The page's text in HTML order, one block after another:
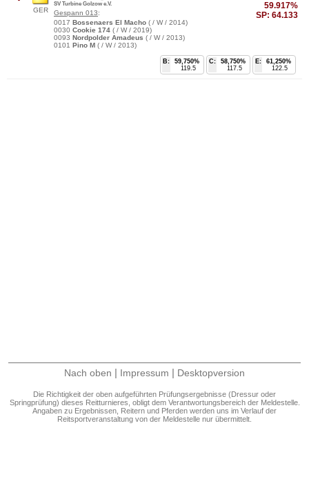
GER
59.917%
SP: 64.133
SV Turbine Golzow e.V.
Gespann 013:
0017 Bossenaers El Macho ( / W / 2014)
0030 Cookie 174 ( / W / 2019)
0093 Nordpolder Amadeus ( / W / 2013)
0101 Pino M ( / W / 2013)
E:
61,250%
122.5
C:
58,750%
117.5
B:
59,750%
119.5
Nach oben | Impressum | Desktopversion
Die Richtigkeit der oben aufgeführten Prüfungsergebnisse (Dressur oder
Springprüfung) dieses Reitturnieres, obligt dem Verantwortungsbereich der Meldestelle.
Angaben zu Ergebnissen, Reitern und Pferden werden uns im Verlauf der
Reitsportveranstaltung von der Meldestelle nur übermittelt.